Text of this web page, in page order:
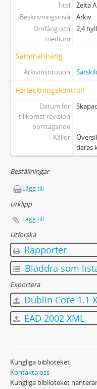
Titel
Zelta
Beskrivningsnivå
Arkiv
Omfång och
medium
2,4
Sammanhang
Arkivinstitution
Förteckningskontroll
Datum för
tillkomst revision
borttagande
Källor
deras
Beställningar
Lägg till
Urklipp
Lägg till
Utforska
Rapporter
Bläddra som
Exportera
Dublin Core 1.1
EAD 2002 XML
Kungliga biblioteket
Kontakta oss
Kungliga biblioteket